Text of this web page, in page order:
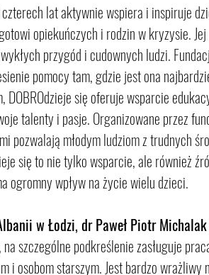
lat aktywnie wspiera i inspiruje
opiekuńczych i rodzin w kryzysie.
przygód i cudownych ludzi.
pomocy tam, gdzie jest ona
się oferuje wsparcie
talenty i pasje. Organizowane przez
pozwalają młodym ludziom z trudnych
się to nie tylko wsparcie, ale również
ogromny wpływ na życie wielu dzieci.
w Łodzi, dr Paweł Piotr Michalak
szczególne podkreślenie zasługuje
i osobom starszym. Jest bardzo